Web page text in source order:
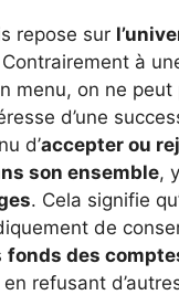
repose sur
à
menu, on ne peut
d’une
d’accepter ou
son ensemble,
. Cela signifie
de
fonds des
refusant